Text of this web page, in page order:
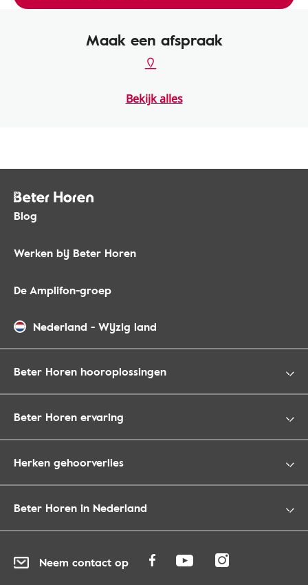
Maak een afspraak
Bekijk alles
Blog
Werken bij Beter Horen
De Amplifon-groep
Nederland - Wijzig land
Beter Horen hooroplossingen
Beter Horen ervaring
Herken gehoorverlies
Beter Horen in Nederland
Neem contact op